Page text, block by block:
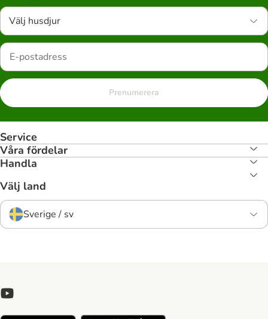
Välj husdjur
Prenumerera
Service
Våra fördelar
Handla
Välj land
Sverige / sv